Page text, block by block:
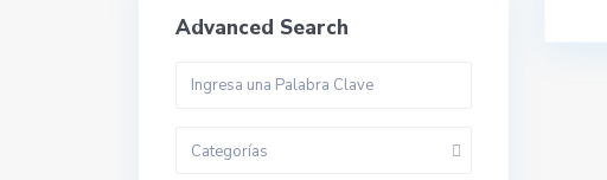
Advanced Search
Categorías